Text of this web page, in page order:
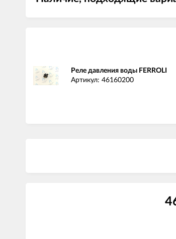
Реле давления воды FERROLI
Артикул: 46160200